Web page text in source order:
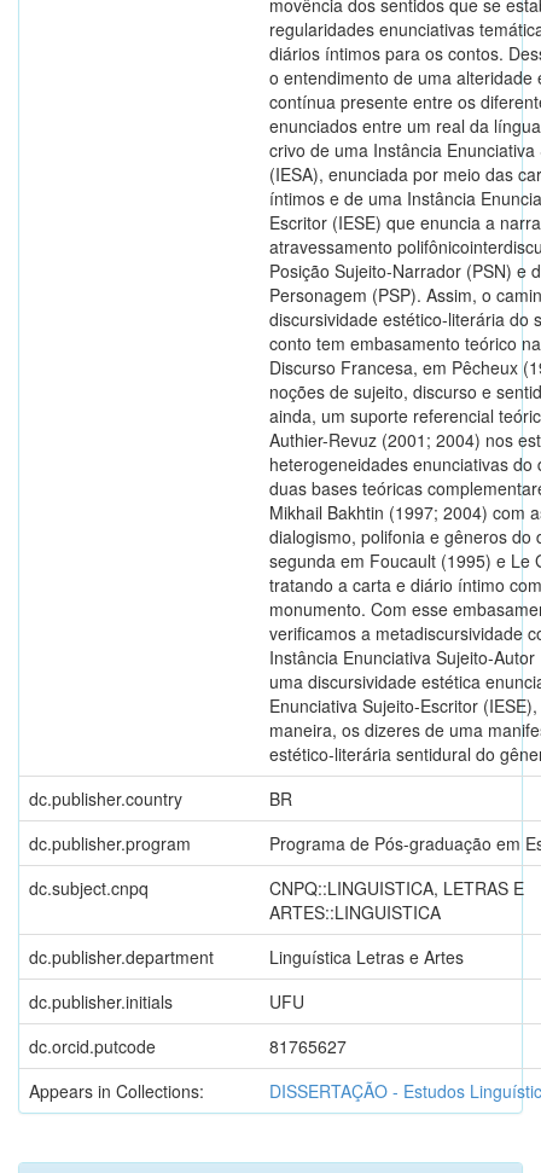
regularidades enunciativas
diários íntimos para os contos.
o entendimento de uma alteridade
contínua presente entre os
enunciados entre um real da
crivo de uma Instância Enunciativa
(IESA), enunciada por meio das
íntimos e de uma Instância
Escritor (IESE) que enuncia a
atravessamento
Posição Sujeito-Narrador (PSN) e
Personagem (PSP). Assim, o
discursividade estético-literária do
conto tem embasamento teórico
Discurso Francesa, em Pêcheux
noções de sujeito, discurso e
ainda, um suporte referencial
Authier-Revuz (2001; 2004) nos
heterogeneidades enunciativas do
duas bases teóricas
Mikhail Bakhtin (1997; 2004) com
dialogismo, polifonia e gêneros do
segunda em Foucault (1995) e Le
tratando a carta e diário íntimo
monumento. Com esse
verificamos a metadiscursividade
Instância Enunciativa Sujeito-
uma discursividade estética
Enunciativa Sujeito-Escritor
maneira, os dizeres de uma
estético-literária sentidural do
dc.publisher.country
BR
dc.publisher.program
Programa de Pós-graduação em
dc.subject.cnpq
CNPQ::LINGUISTICA, LETRAS E
ARTES::LINGUISTICA
dc.publisher.department
Linguística Letras e Artes
dc.publisher.initials
UFU
dc.orcid.putcode
81765627
Appears in Collections:
DISSERTAÇÃO - Estudos